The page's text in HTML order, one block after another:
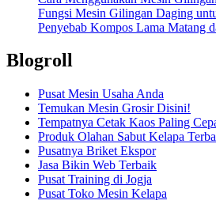
Fungsi Mesin Gilingan Daging
Penyebab Kompos Lama Matang
Blogroll
Pusat Mesin Usaha Anda
Temukan Mesin Grosir Disini!
Tempatnya Cetak Kaos Paling
Produk Olahan Sabut Kelapa
Pusatnya Briket Ekspor
Jasa Bikin Web Terbaik
Pusat Training di Jogja
Pusat Toko Mesin Kelapa